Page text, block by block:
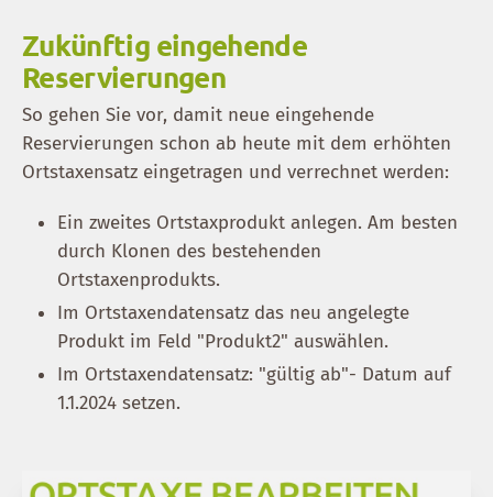
Zukünftig eingehende
Reservierungen
So gehen Sie vor, damit neue eingehende
Reservierungen schon ab heute mit dem erhöhten
Ortstaxensatz eingetragen und verrechnet werden:
Ein zweites Ortstaxprodukt anlegen. Am besten
durch Klonen des bestehenden
Ortstaxenprodukts.
Im Ortstaxendatensatz das neu angelegte
Produkt im Feld "Produkt2" auswählen.
Im Ortstaxendatensatz: "gültig ab"- Datum auf
1.1.2024 setzen.